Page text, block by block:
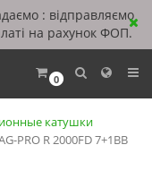
: відправляємо
на рахунок ФОП.
0
катушки
PRO R 2000FD 7+1BB